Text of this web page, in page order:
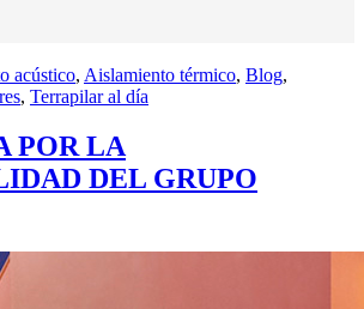
acústico, Aislamiento térmico, Blog,
, Terrapilar al día
POR LA
DEL GRUPO